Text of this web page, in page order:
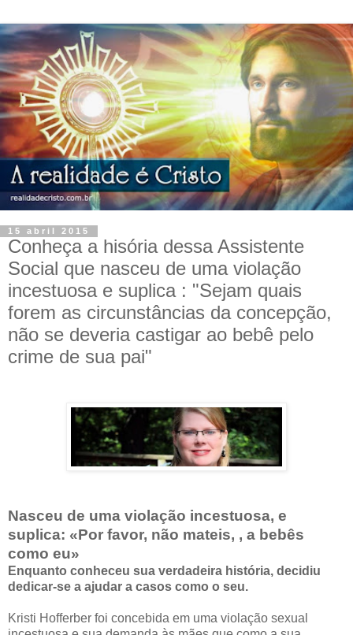
15 abril 2015
Conheça a hisória dessa Assistente
Social que nasceu de uma violação
incestuosa e suplica : "Sejam quais
forem as circunstâncias da concepção,
não se deveria castigar ao bebê pelo
crime de sua pai"
Nasceu de uma violação incestuosa, e
suplica: «Por favor, não mateis, , a bebês
como eu»
Enquanto conheceu sua verdadeira história, decidiu
dedicar-se a ajudar a casos como o seu.
Kristi Hofferber foi concebida em uma violação sexual